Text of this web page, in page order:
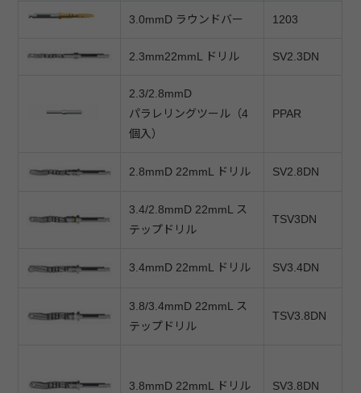
3.0mmD ラウンドバー 1203
2.3mm22mmL ドリル SV2.3DN
2.3/2.8mmD
パラレリングツール（4
個入）
PPAR
2.8mmD 22mmL ドリル SV2.8DN
3.4/2.8mmD 22mmL ス
テップドリル
TSV3DN
3.4mmD 22mmL ドリル SV3.4DN
3.8/3.4mmD 22mmL ス
テップドリル
TSV3.8DN
3.8mmD 22mmL ドリル SV3.8DN